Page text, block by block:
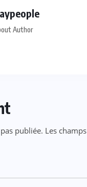
Author
publiée. Les